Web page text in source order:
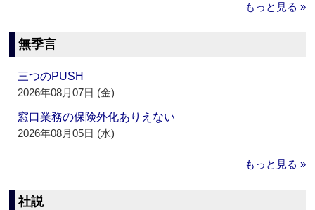
もっと見る »
無季言
三つのPUSH
2026年08月07日 (金)
窓口業務の保険外化ありえない
2026年08月05日 (水)
もっと見る »
社説